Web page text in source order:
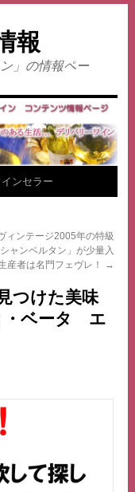
報
」の情報ペー
インセラー
ィンテージ2005年の特級
シャンベルタン」が少量入
産者は名門フェヴレ！
→
つけた美味
・ベータ エ